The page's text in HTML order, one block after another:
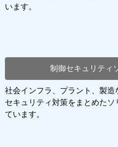
います。
制御セキュリティ
社会インフラ、プラント、製
セキュリティ対策をまとめた
ています。